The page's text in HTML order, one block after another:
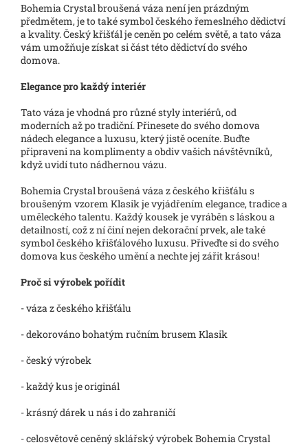
Bohemia Crystal broušená váza není jen prázdným
předmětem, je to také symbol českého řemeslného dědictví
a kvality. Český křišťál je ceněn po celém světě, a tato váza
vám umožňuje získat si část této dědictví do svého
domova.
Elegance pro každý interiér
Tato váza je vhodná pro různé styly interiérů, od
moderních až po tradiční. Přinesete do svého domova
nádech elegance a luxusu, který jistě oceníte. Buďte
připraveni na komplimenty a obdiv vašich návštěvníků,
když uvidí tuto nádhernou vázu.
Bohemia Crystal broušená váza z českého křišťálu s
broušeným vzorem Klasik je vyjádřením elegance, tradice a
uměleckého talentu. Každý kousek je vyráběn s láskou a
detailností, což z ní činí nejen dekorační prvek, ale také
symbol českého křišťálového luxusu. Přiveďte si do svého
domova kus českého umění a nechte jej zářit krásou!
Proč si výrobek pořídit
- váza z českého křišťálu
- dekorováno bohatým ručním brusem Klasik
- český výrobek
- každý kus je originál
- krásný dárek u nás i do zahraničí
- celosvětově ceněný sklářský výrobek Bohemia Crystal